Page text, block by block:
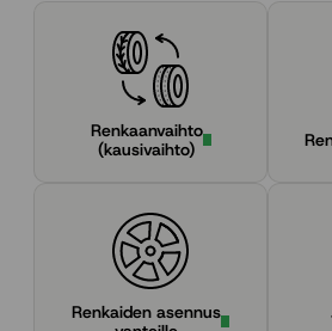
Renkaanvaihto
(kausivaihto)
Renkaiden asennus